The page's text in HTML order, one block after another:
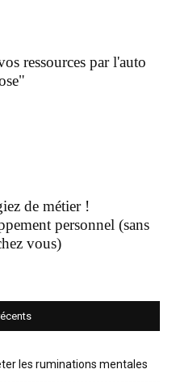
ressources par l'auto
de métier !
personnel (sans
vous)
les ruminations mentales